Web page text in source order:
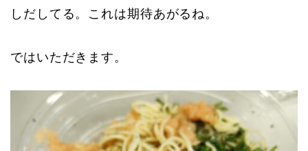
しだしてる。これは期待あがるね。
ではいただきます。